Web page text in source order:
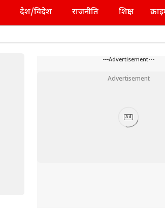
देश/विदेश राजनीति शिक्षा
---Advertisement---
Advertisement
Ad